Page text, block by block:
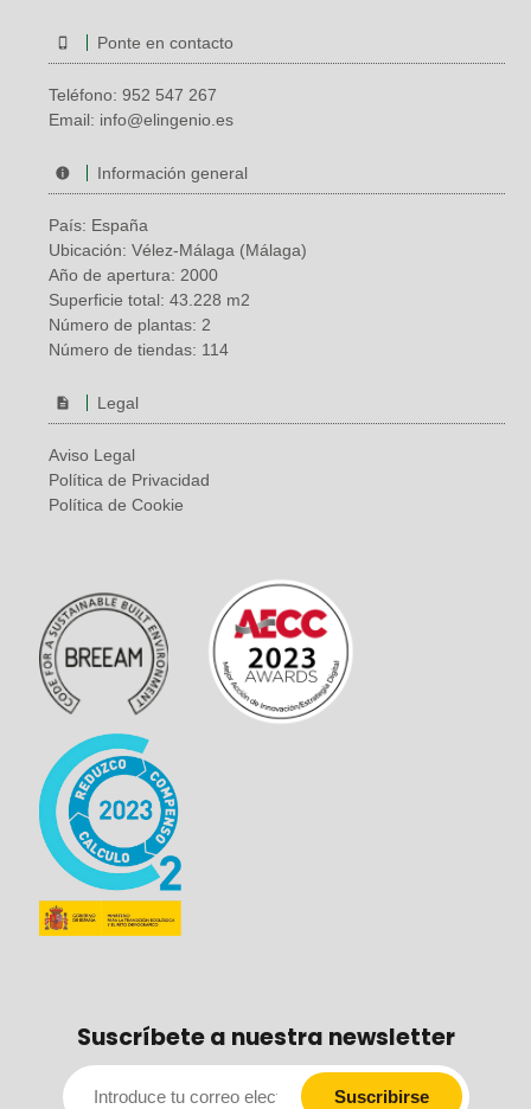
Ponte en contacto
Teléfono: 952 547 267
Email: info@elingenio.es
Información general
País: España
Ubicación: Vélez-Málaga (Málaga)
Año de apertura: 2000
Superficie total: 43.228 m2
Número de plantas: 2
Número de tiendas: 114
Legal
Aviso Legal
Política de Privacidad
Política de Cookie
Suscríbete a nuestra newsletter